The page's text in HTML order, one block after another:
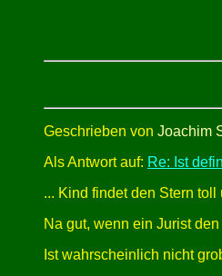
Geschrieben von Joachim
Als Antwort auf: Re: Ist
... Kind findet den Stern
Na gut, wenn ein Jurist
Ist wahrscheinlich nicht